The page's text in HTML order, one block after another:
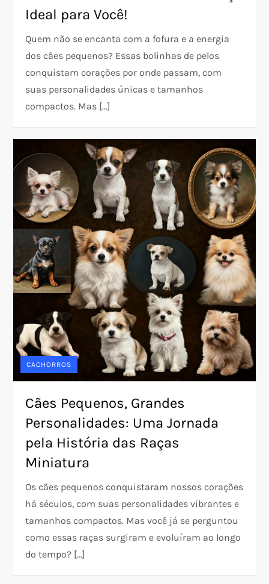
Ideal para Você!
Quem não se encanta com a fofura e a energia
dos cães pequenos? Essas bolinhas de pelos
conquistam corações por onde passam, com
suas personalidades únicas e tamanhos
compactos. Mas […]
CACHORROS
Cães Pequenos, Grandes
Personalidades: Uma Jornada
pela História das Raças
Miniatura
Os cães pequenos conquistaram nossos corações
há séculos, com suas personalidades vibrantes e
tamanhos compactos. Mas você já se perguntou
como essas raças surgiram e evoluíram ao longo
do tempo? […]